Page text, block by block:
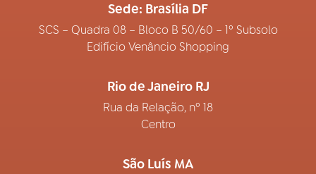
Sede: Brasília DF
SCS – Quadra 08 – Bloco B 50/60 – 1º Subsolo
Edifício Venâncio Shopping
Rio de Janeiro RJ
Rua da Relação, nº 18
Centro
São Luís MA